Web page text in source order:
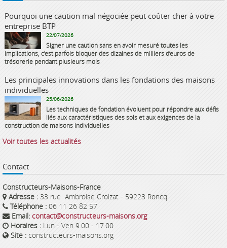
Pourquoi une caution mal négociée peut coûter cher à votre
entreprise BTP
22/07/2026
Signer une caution sans en avoir mesuré toutes les
implications, c’est parfois bloquer des dizaines de milliers d’euros de
trésorerie pendant plusieurs mois
Les principales innovations dans les fondations des maisons
individuelles
25/06/2026
Les techniques de fondation évoluent pour répondre aux défis
liés aux caractéristiques des sols et aux exigences de la
construction de maisons individuelles
Voir toutes les actualités
Contact
Constructeurs-Maisons-France
Adresse : 33 rue Ambroise Croizat - 59223 Roncq
Téléphone : 06 11 26 82 57
Email: contact@constructeurs-maisons.org
Horaires : Lun - Ven 9.00 - 17.00
Site : constructeurs-maisons.org